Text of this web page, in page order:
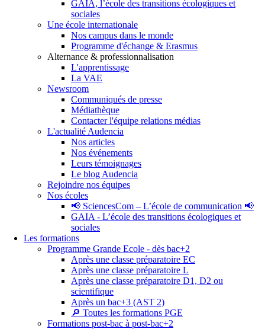
GAIA, l’école des transitions écologiques et
sociales
Une école internationale
Nos campus dans le monde
Programme d'échange & Erasmus
Alternance & professionnalisation
L'apprentissage
La VAE
Newsroom
Communiqués de presse
Médiathèque
Contacter l'équipe relations médias
L'actualité Audencia
Nos articles
Nos événements
Leurs témoignages
Le blog Audencia
Rejoindre nos équipes
Nos écoles
📢 SciencesCom – L’école de communication 📢
GAIA - L’école des transitions écologiques et
sociales
Les formations
Programme Grande Ecole - dès bac+2
Après une classe préparatoire EC
Après une classe préparatoire L
Après une classe préparatoire D1, D2 ou
scientifique
Après un bac+3 (AST 2)
🔎 Toutes les formations PGE
Formations post-bac à post-bac+2